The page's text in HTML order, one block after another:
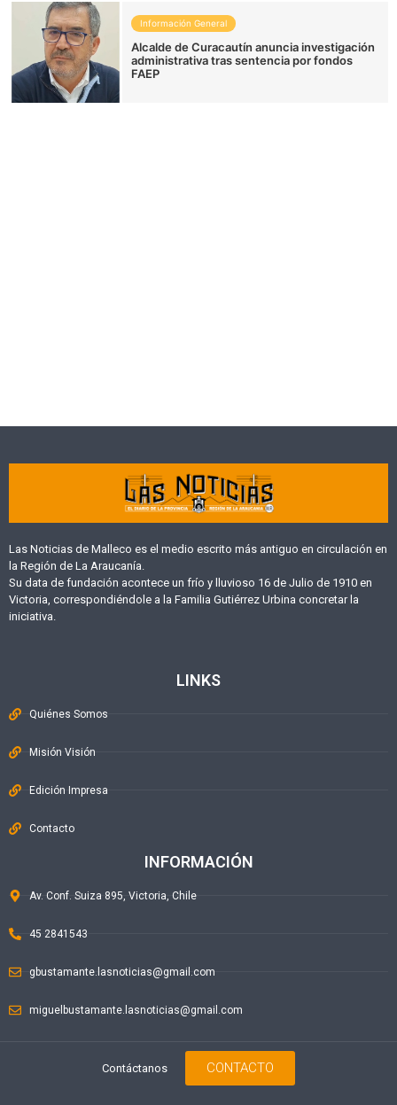
Información General
Alcalde de Curacautín anuncia investigación
administrativa tras sentencia por fondos
FAEP
Las Noticias de Malleco es el medio escrito más antiguo en circulación en
la Región de La Araucanía.
Su data de fundación acontece un frío y lluvioso 16 de Julio de 1910 en
Victoria, correspondiéndole a la Familia Gutiérrez Urbina concretar la
iniciativa.
LINKS
Quiénes Somos
Misión Visión
Edición Impresa
Contacto
INFORMACIÓN
Av. Conf. Suiza 895, Victoria, Chile
45 2841543
gbustamante.lasnoticias@gmail.com
miguelbustamante.lasnoticias@gmail.com
Contáctanos CONTACTO